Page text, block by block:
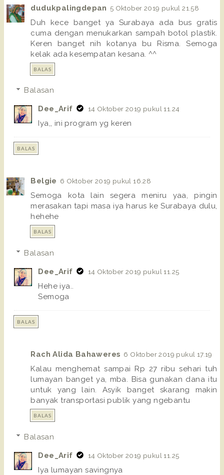
dudukpalingdepan 5 Oktober 2019 pukul 21.58
Duh kece banget ya Surabaya ada bus gratis
cuma dengan menukarkan sampah botol plastik.
Keren banget nih kotanya bu Risma. Semoga
kelak ada kesempatan kesana. ^^
BALAS
Balasan
Dee_Arif 14 Oktober 2019 pukul 11.24
Iya,, ini program yg keren
BALAS
Belgie 6 Oktober 2019 pukul 16.28
Semoga kota lain segera meniru yaa, pingin
merasakan tapi masa iya harus ke Surabaya dulu,
hehehe
BALAS
Balasan
Dee_Arif 14 Oktober 2019 pukul 11.25
Hehe iya..
Semoga
BALAS
Rach Alida Bahaweres 6 Oktober 2019 pukul 17.19
Kalau menghemat sampai Rp 27 ribu sehari tuh
lumayan banget ya, mba. Bisa gunakan dana itu
untuk yang lain. Asyik banget skarang makin
banyak transportasi publik yang ngebantu
BALAS
Balasan
Dee_Arif 14 Oktober 2019 pukul 11.25
Iya lumayan savingnya